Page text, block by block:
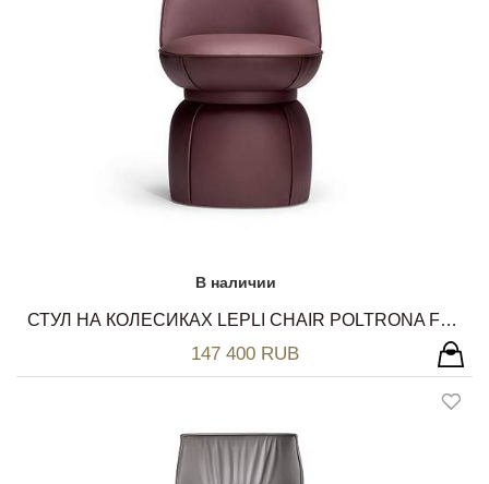
В наличии
СТУЛ НА КОЛЕСИКАХ LEPLI CHAIR POLTRONA FRAU
147 400 RUB